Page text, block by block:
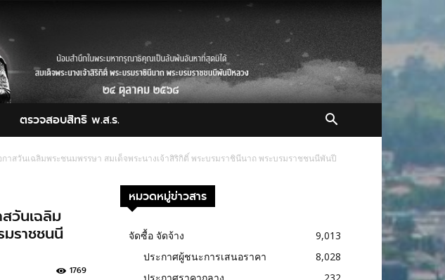
ตรวจสอบสิทธิ พ.ส.ร.
สวันเฉลิมพระชนมพรรษา สมเด็จพระนางเจ้าสิริกิติ์ พระบรมราชินีนาถ พระบรมราชชนนีพันปี
วันเฉลิม
ราชชนนี
1769
หมวดหมู่ข่าวสาร
จัดซื้อ จัดจ้าง
9,013
ประกาศผู้ชนะการเสนอราคา
8,028